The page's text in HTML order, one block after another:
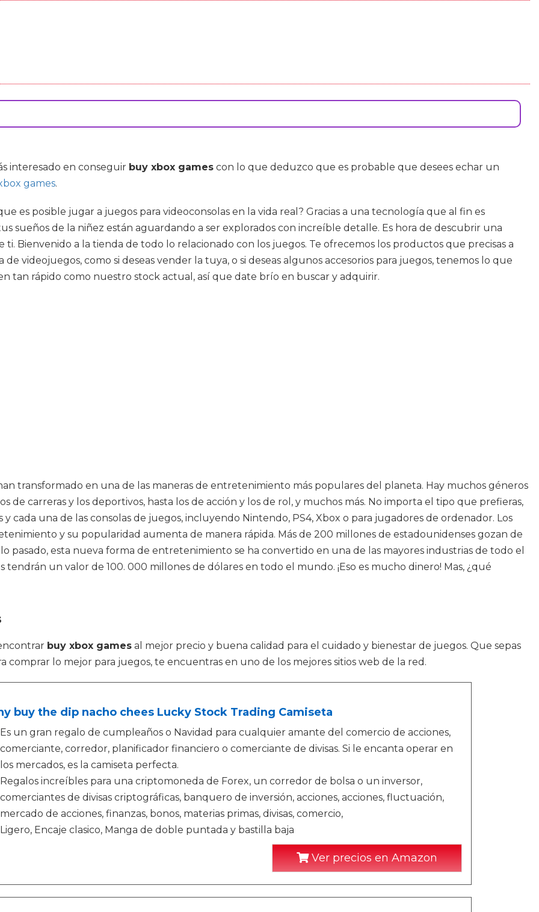
interesado en conseguir buy xbox games con lo que deduzco que es probable que desees echar un
games.
es posible jugar a juegos para videoconsolas en la vida real? Gracias a una tecnología que al fin es
sueños de la niñez están aguardando a ser explorados con increíble detalle. Es hora de descubrir una
Bienvenido a la tienda de todo lo relacionado con los juegos. Te ofrecemos los productos que precisas a
videojuegos, como si deseas vender la tuya, o si deseas algunos accesorios para juegos, tenemos lo que
tan rápido como nuestro stock actual, así que date brío en buscar y adquirir.
transformado en una de las maneras de entretenimiento más populares del planeta. Hay muchos géneros
de carreras y los deportivos, hasta los de acción y los de rol, y muchos más. No importa el tipo que prefieras,
cada una de las consolas de juegos, incluyendo Nintendo, PS4, Xbox o para jugadores de ordenador. Los
y su popularidad aumenta de manera rápida. Más de 200 millones de estadounidenses gozan de
pasado, esta nueva forma de entretenimiento se ha convertido en una de las mayores industrias de todo el
un valor de 100. 000 millones de dólares en todo el mundo. ¡Eso es mucho dinero! Mas, ¿qué
buy xbox games al mejor precio y buena calidad para el cuidado y bienestar de juegos. Que sepas
lo mejor para juegos, te encuentras en uno de los mejores sitios web de la red.
buy the dip nacho chees Lucky Stock Trading Camiseta
Es un gran regalo de cumpleaños o Navidad para cualquier amante del comercio de acciones,
comerciante, corredor, planificador financiero o comerciante de divisas. Si le encanta operar en
los mercados, es la camiseta perfecta.
Regalos increíbles para una criptomoneda de Forex, un corredor de bolsa o un inversor,
comerciantes de divisas criptográficas, banquero de inversión, acciones, acciones, fluctuación,
mercado de acciones, finanzas, bonos, materias primas, divisas, comercio,
Ligero, Encaje clasico, Manga de doble puntada y bastilla baja
Ver precios en Amazon